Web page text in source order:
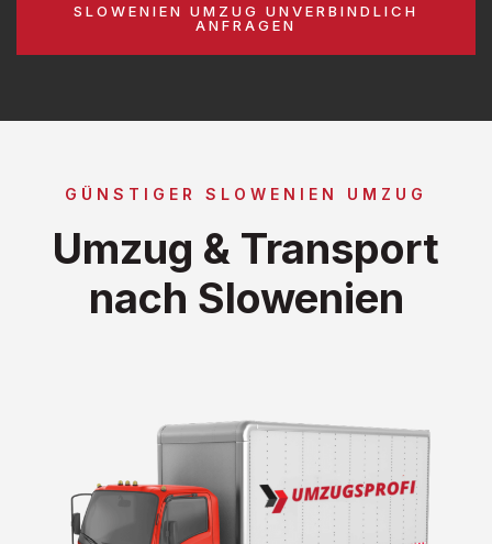
SLOWENIEN UMZUG UNVERBINDLICH
ANFRAGEN
GÜNSTIGER SLOWENIEN UMZUG
Umzug & Transport
nach Slowenien